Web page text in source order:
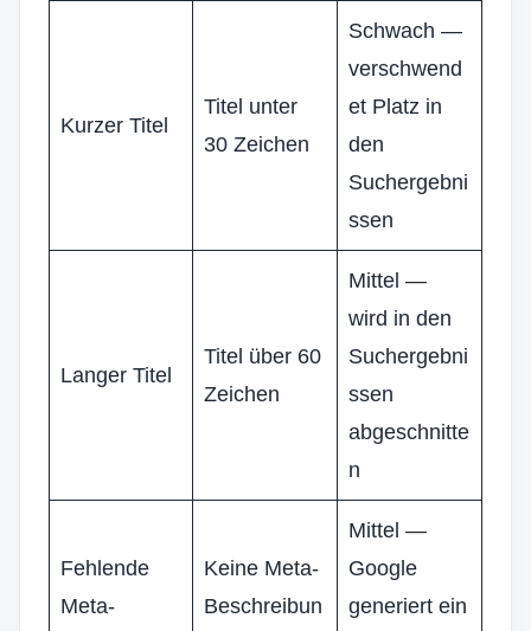
Kurzer Titel
Titel unter
30 Zeichen
Schwach —
verschwend
et Platz in
den
Suchergebni
ssen
Langer Titel
Titel über 60
Zeichen
Mittel —
wird in den
Suchergebni
ssen
abgeschnitte
n
Fehlende
Meta-
Keine Meta-
Beschreibun
Mittel —
Google
generiert ein